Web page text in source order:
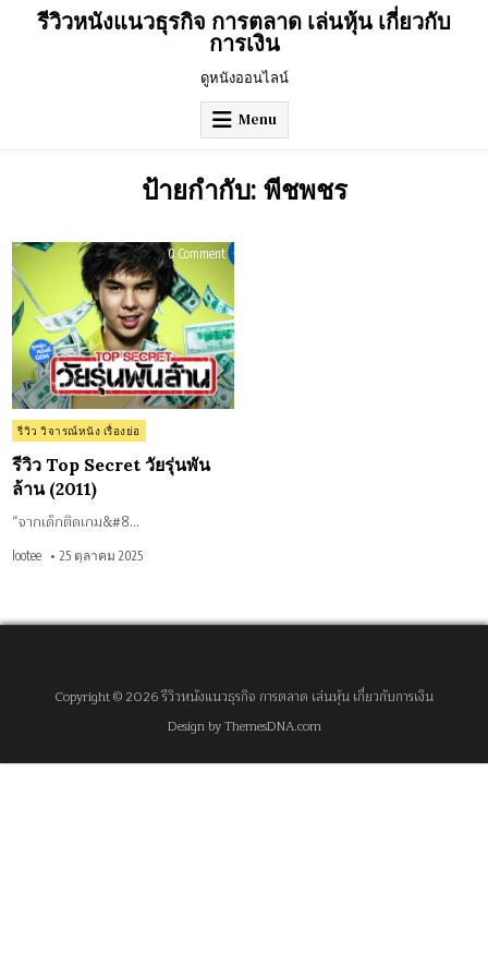
รีวิวหนังแนวธุรกิจ การตลาด เล่นหุ้น เกี่ยวกับ
การเงิน
ดูหนังออนไลน์
Menu
ป้ายกำกับ: พีชพชร
0 Commenton
รีวิว
วัย
รุ่น
พัน
ล้าน
(2011)
Posted
in
รีวิว วิจารณ์หนัง เรื่องย่อ
รีวิว Top Secret วัยรุ่นพัน
ล้าน (2011)
“จากเด็กติดเกม&#8…
lootee 25 ตุลาคม 2025
Copyright © 2026 รีวิวหนังแนวธุรกิจ การตลาด เล่นหุ้น เกี่ยวกับการเงิน
Design by ThemesDNA.com